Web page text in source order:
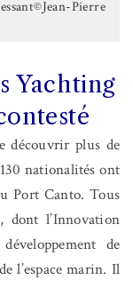
Pierre
Yachting
découvrir plus de
nationalités ont
Port Canto. Tous
dont l’Innovation
de
l’espace marin. Il